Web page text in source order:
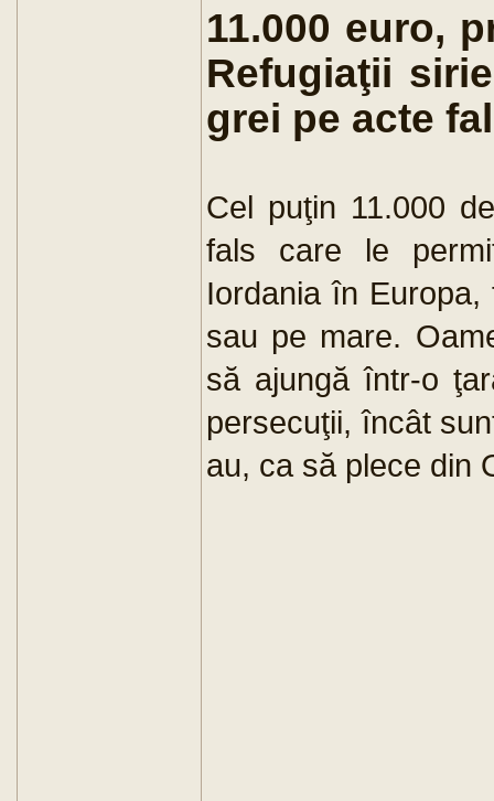
11.000 euro,
Refugiaţii
grei pe acte
Cel puţin 11.000
fals care le
Iordania în
sau pe mare.
să ajungă într-o
persecuţii, încât
au, ca să plece din